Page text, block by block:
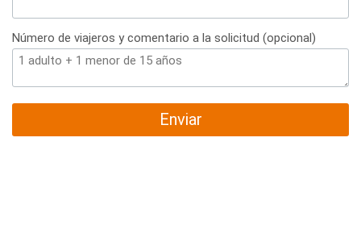
Número de viajeros y comentario a la solicitud (opcional)
Enviar